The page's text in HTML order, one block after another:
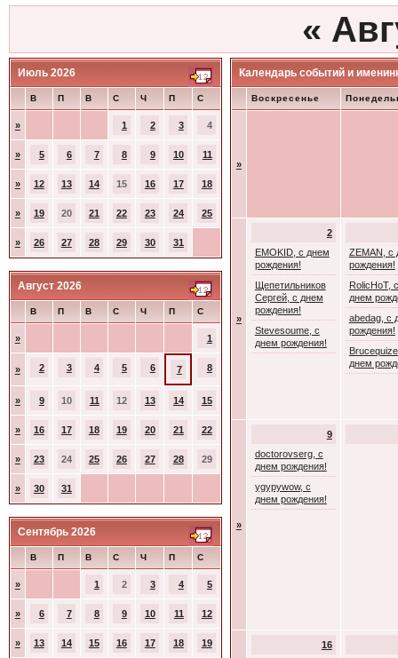
«
Июль 2026
В П В С Ч П С
» 1 2 3 4
» 5 6 7 8 9 10 11
» 12 13 14 15 16 17 18
» 19 20 21 22 23 24 25
» 26 27 28 29 30 31
Август 2026
В П В С Ч П С
» 1
» 2 3 4 5 6 7 8
» 9 10 11 12 13 14 15
» 16 17 18 19 20 21 22
» 23 24 25 26 27 28 29
» 30 31
Сентябрь 2026
В П В С Ч П С
» 1 2 3 4 5
» 6 7 8 9 10 11 12
» 13 14 15 16 17 18 19
Календарь событий и
Воскресенье
»
»
2
EMOKID, с днем
рождения!
Щепетильников
Сергей, с днем
рождения!
Stevesoume, с
днем рождения!
ZEMAN, с
рождения!
RolicHoT, с
днем
abedag, с
рождения!
днем
»
9
doctorovserg, с
днем рождения!
ygypywow, с
днем рождения!
16